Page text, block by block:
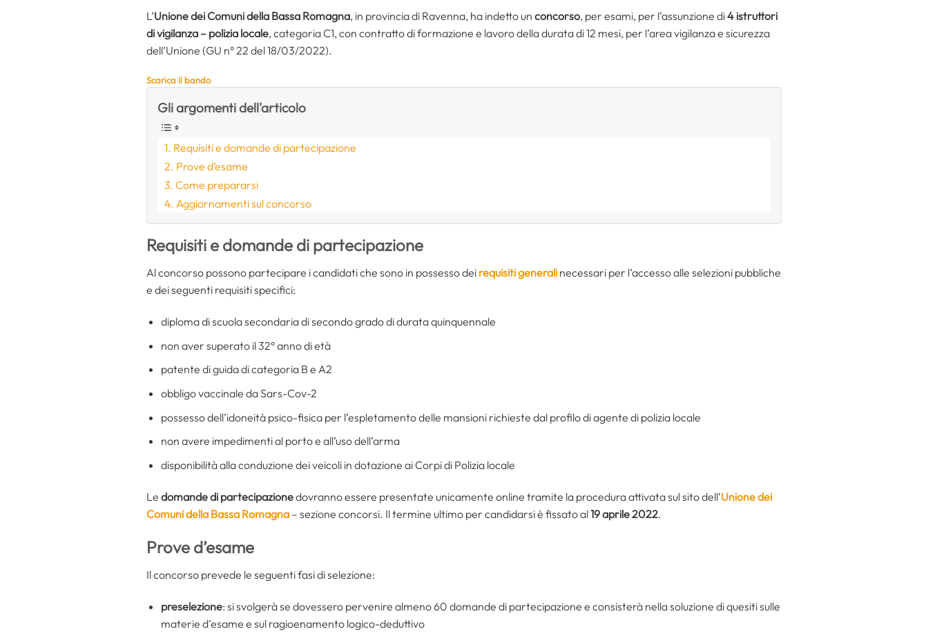
L’Unione dei Comuni della Bassa Romagna, in provincia di Ravenna, ha indetto un concorso, per esami, per l’assunzione di4 istruttori
di vigilanza – polizia locale, categoria C1, con contratto di formazione e lavoro della durata di 12 mesi, per l’area vigilanza e sicurezza
dell’Unione (GU n° 22 del 18/03/2022).
Scarica il bando
Gli argomenti dell'articolo
Requisiti e domande di partecipazione
Prove d’esame
Come prepararsi
Aggiornamenti sul concorso
Requisiti e domande di partecipazione
Al concorso possono partecipare i candidati che sono in possesso dei requisiti generali necessari per l’accesso alle selezioni pubbliche
e dei seguenti requisiti specifici:
diploma di scuola secondaria di secondo grado di durata quinquennale
non aver superato il 32° anno di età
patente di guida di categoria B e A2
obbligo vaccinale da Sars-Cov-2
possesso dell’idoneità psico-fisica per l’espletamento delle mansioni richieste dal profilo di agente di polizia locale
non avere impedimenti al porto e all’uso dell’arma
disponibilità alla conduzione dei veicoli in dotazione ai Corpi di Polizia locale
Le domande di partecipazionedovranno essere presentate unicamente online tramite la procedura attivata sul sito dell’Unione dei
Comuni della Bassa Romagna – sezione concorsi. Il termine ultimo per candidarsi è fissato al19 aprile 2022.
Prove d’esame
Il concorso prevede le seguenti fasi di selezione:
preselezione: si svolgerà se dovessero pervenire almeno 60 domande di partecipazione e consisterà nella soluzione di quesiti sulle
materie d’esame e sul ragioenamento logico-deduttivo